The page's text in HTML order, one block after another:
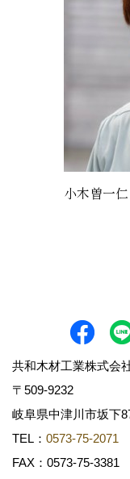
小木曽一仁
共和木材工業株式会
〒509-9232
岐阜県中津川市坂下
TEL： 0573-75-2071
FAX：0573-75-3381